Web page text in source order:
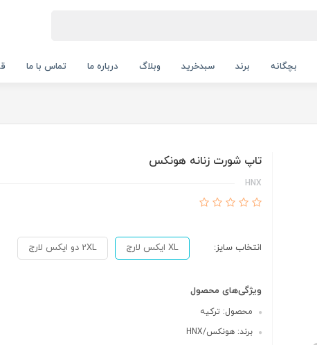
بچگانه برند سبدخرید وبلاگ درباره ما تماس با ما
تاپ شورت زنانه هونکس
HNX
انتخاب سایز: XL ایکس لارج 2XL دو ایکس لارج
ویژگی‌های محصول
محصول: ترکیه
برند: هونکس/HNX